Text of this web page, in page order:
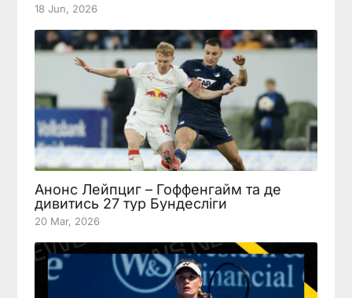
18 Jun, 2026
Анонс Лейпциг – Гоффенгайм та де
дивитись 27 тур Бундесліги
20 Mar, 2026